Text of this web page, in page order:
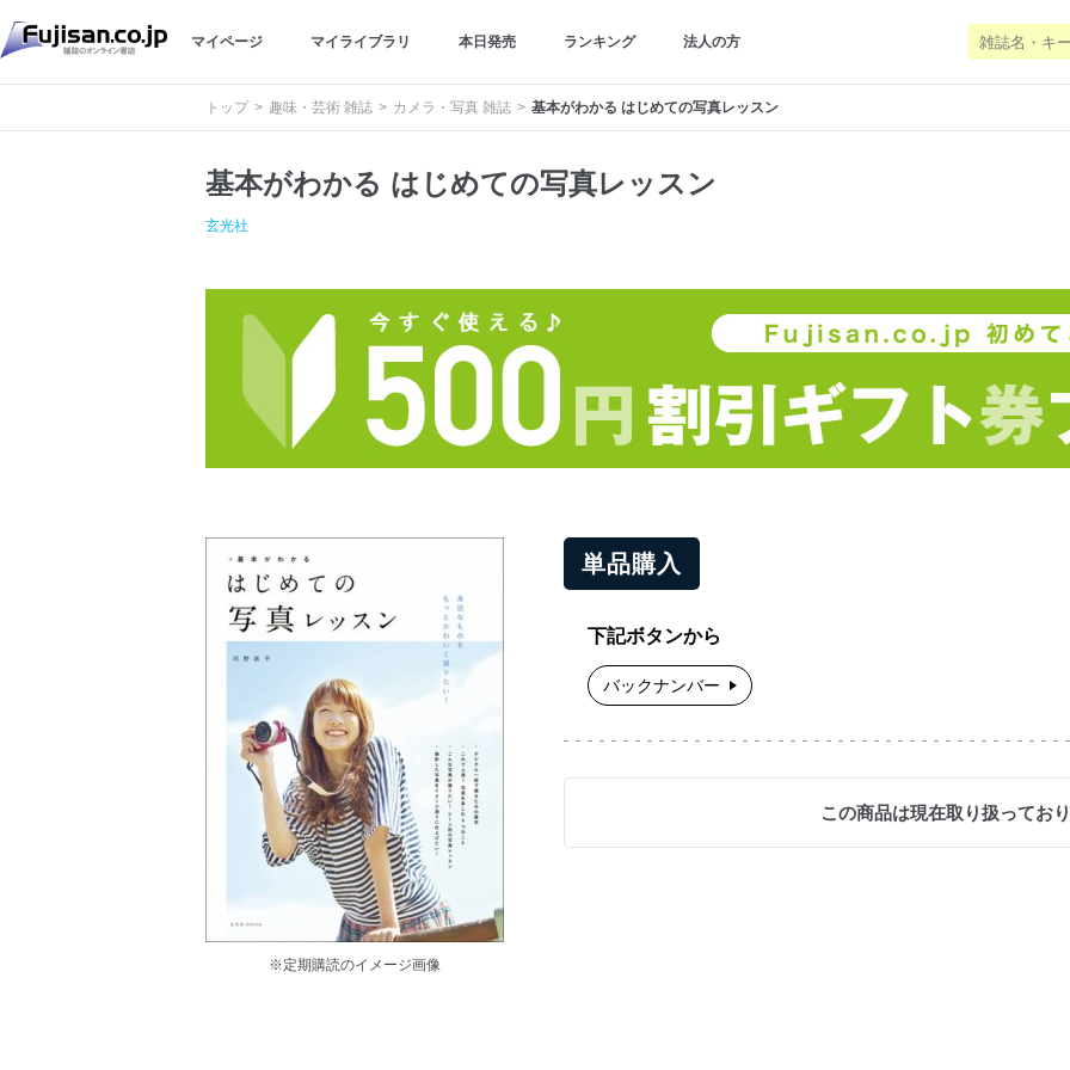
マイページ マイライブラリ 本日発売 ランキング 法人の方
トップ 趣味・芸術 雑誌 カメラ・写真 雑誌 基本がわかる はじめての写真レッスン
基本がわかる はじめての写真レッスン
玄光社
※定期購読のイメージ画像
単品購入
下記ボタンから
バックナンバー
この商品は現在取り扱っており